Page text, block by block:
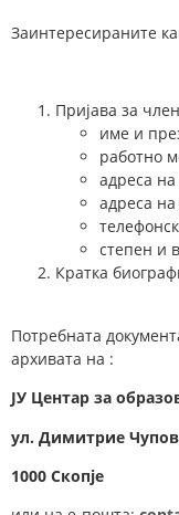
Заинтересираните
Пријава за
име и
работно
адреса
адреса
степен и
Кратка
Потребната
архивата на :
ЈУ Центар за
ул. Димитрие
1000 Скопје